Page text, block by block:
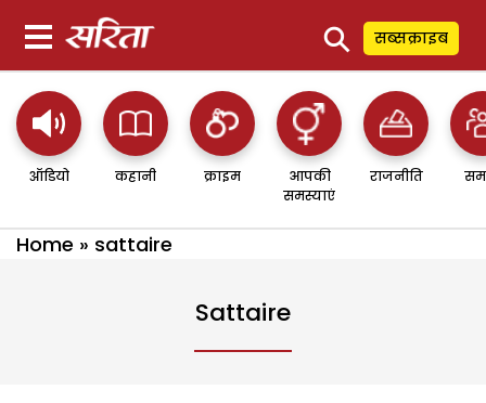
⚲ सब्सक्राइब
ऑडियो कहानी क्राइम
आपकी
समस्याएं
राजनीति
Home » sattaire
Sattaire